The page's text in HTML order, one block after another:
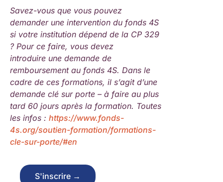
Savez-vous que vous pouvez
demander une intervention du fonds 4S
si votre institution dépend de la CP 329
? Pour ce faire, vous devez
introduire une demande de
remboursement au fonds 4S. Dans le
cadre de ces formations, il s’agit d’une
demande clé sur porte – à faire au plus
tard 60 jours après la formation. Toutes
les infos : https://www.fonds-
4s.org/soutien-formation/formations-
cle-sur-porte/#en
S'inscrire →